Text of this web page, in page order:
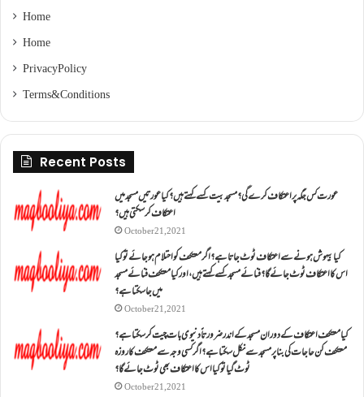
Home
Home
Privacy Policy
Terms & Conditions
Recent Posts
عورت کس جگہ پر اعتکاف کرے گی؟مسجد بیت کسے کہتے ہیں؟کیا عورتیں مسجد میں
اعتکاف کر سکتی ہیں؟
October 21, 2021
کیا بیہوش ہونے سے اعتکاف ٹوٹ جاتا ہے؟ اگر معتکف کو احتلام ہو جائے تو کیا
اس کا اعتکاف ٹوٹ جائے گا؟فنائے مسجد کسے کہتے ہیں ، اور کیا معتکف فنائے مسجد
میں جا سکتا ہے؟
October 21, 2021
کیا معتکف اعتکاف کے دوران مسجد کے اندر ضرورتاً دنیوی بات چیت کر سکتا ہے؟
معتکف کن حاجات کی بنا پر مسجد سے نکل سکتا ہے؟ اگر کسی وجہ سے معتکف کا روزہ
ٹوٹ گیا تو کیا اس کا اعتکاف بھی ٹوٹ جائے گا؟
October 21, 2021